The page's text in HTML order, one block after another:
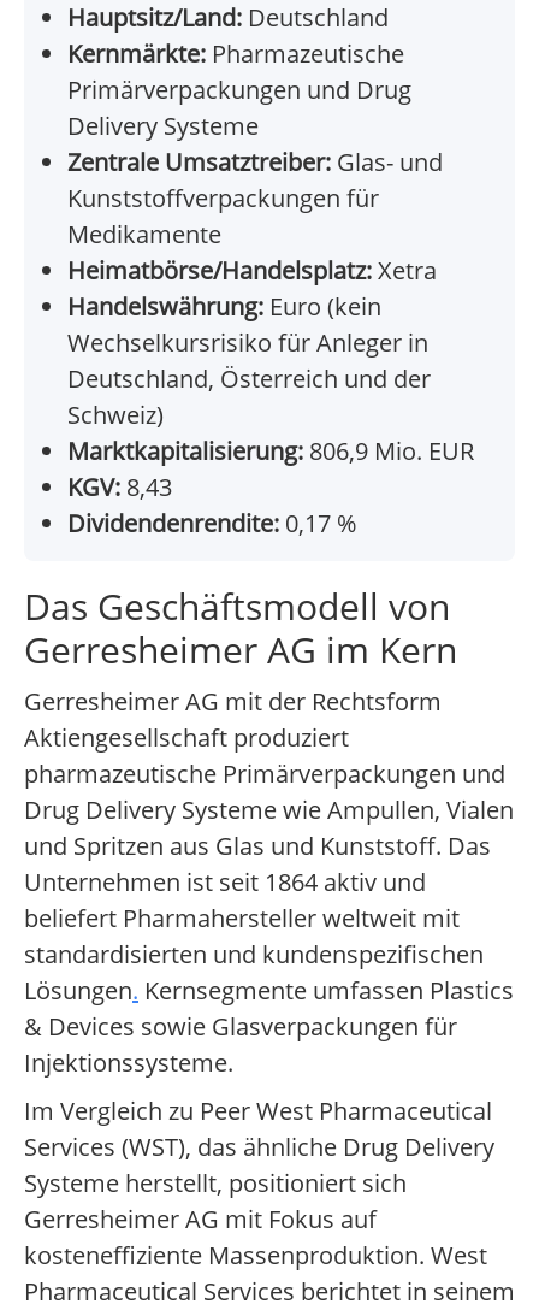
Hauptsitz/Land: Deutschland
Kernmärkte: Pharmazeutische
Primärverpackungen und Drug
Delivery Systeme
Zentrale Umsatztreiber: Glas- und
Kunststoffverpackungen für
Medikamente
Heimatbörse/Handelsplatz:Xetra
Handelswährung: Euro (kein
Wechselkursrisiko für Anleger in
Deutschland, Österreich und der
Schweiz)
Marktkapitalisierung: 806,9 Mio. EUR
KGV: 8,43
Dividendenrendite: 0,17 %
Das Geschäftsmodell von
Gerresheimer AG im Kern
Gerresheimer AG mit der Rechtsform
Aktiengesellschaft produziert
pharmazeutische Primärverpackungen und
Drug Delivery Systeme wie Ampullen, Vialen
und Spritzen aus Glas und Kunststoff. Das
Unternehmen ist seit 1864 aktiv und
beliefert Pharmahersteller weltweit mit
standardisierten und kundenspezifischen
Lösungen. Kernsegmente umfassen Plastics
& Devices sowie Glasverpackungen für
Injektionssysteme.
Im Vergleich zu Peer West Pharmaceutical
Services (WST), das ähnliche Drug Delivery
Systeme herstellt, positioniert sich
Gerresheimer AG mit Fokus auf
kosteneffiziente Massenproduktion. West
Pharmaceutical Services berichtet in seinem